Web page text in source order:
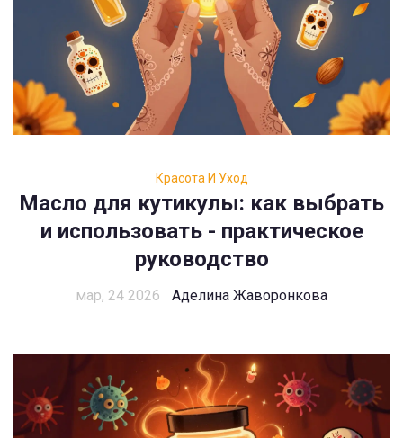
Красота И Уход
Масло для кутикулы: как выбрать
и использовать - практическое
руководство
мар, 24 2026 Аделина Жаворонкова